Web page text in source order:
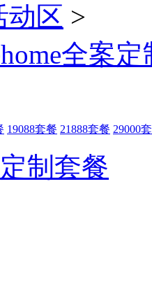
动区 >
全案
19088套餐 21888套餐 29000
制套餐